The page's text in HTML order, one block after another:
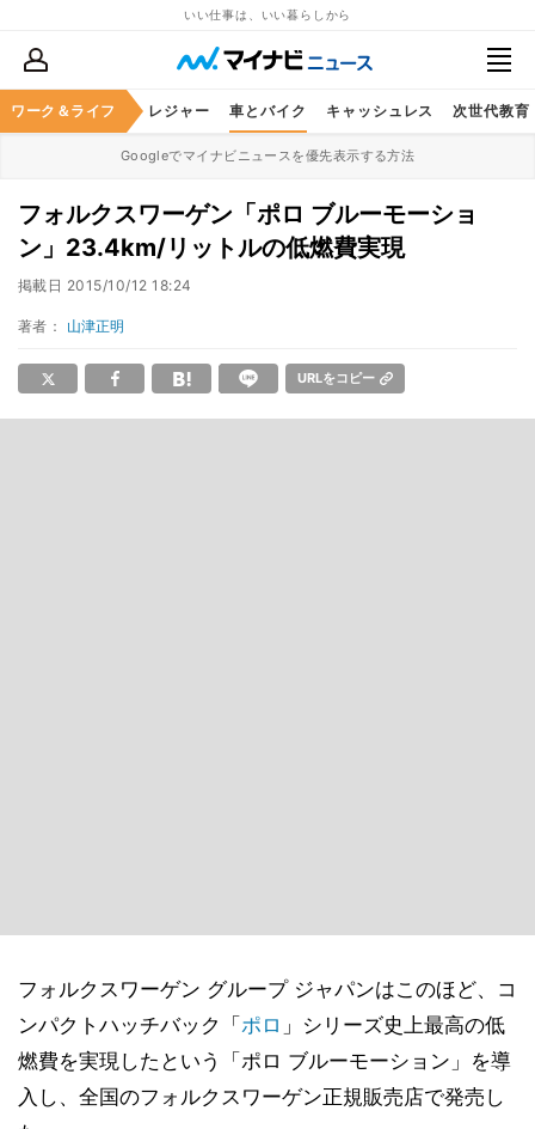
いい仕事は、いい暮らしから
ワーク＆ライフ
スケア グルメ レジャー 車とバイク キャッシュレス 次世代教育
Googleでマイナビニュースを優先表示する方法
フォルクスワーゲン「ポロ ブルーモーショ
ン」23.4km/リットルの低燃費実現
掲載日 2015/10/12 18:24
著者： 山津正明
URLをコピー
フォルクスワーゲン グループ ジャパンはこのほど、コ
ンパクトハッチバック「 ポロ 」シリーズ史上最高の低
燃費を実現したという「ポロ ブルーモーション」を導
入し、全国のフォルクスワーゲン正規販売店で発売し